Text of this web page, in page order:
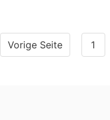
Vorige Seite 1